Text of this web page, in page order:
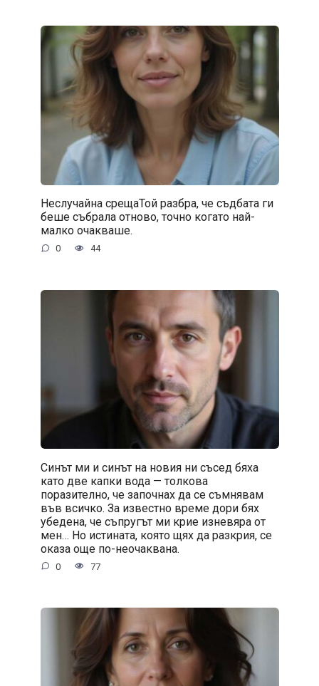
Неслучайна срещаТой разбра, че съдбата ги
беше събрала отново, точно когато най-
малко очакваше.
0 44
Синът ми и синът на новия ни съсед бяха
като две капки вода — толкова
поразително, че започнах да се съмнявам
във всичко. За известно време дори бях
убедена, че съпругът ми крие изневяра от
мен… Но истината, която щях да разкрия, се
оказа още по-неочаквана.
0 77